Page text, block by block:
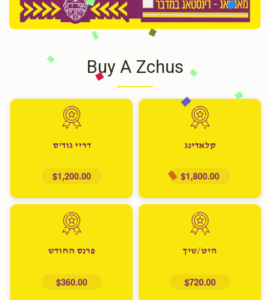
Buy A Zchus
קלאדינג
$1,800.00
דריי גוד'ס
$1,200.00
היט/שיך
$720.00
פרנס החודש
$360.00